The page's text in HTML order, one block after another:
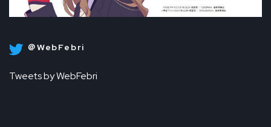
＠WebFebri
Tweets by WebFebri